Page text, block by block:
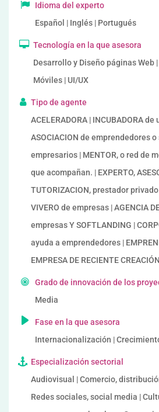
Idioma del experto
Español | Inglés | Portugués
Tecnología en la que asesora
Desarrollo y Diseño páginas Web
Móviles | UI/UX
Tipo de agente
ACELERADORA | INCUBADORA
ASOCIACION de emprendedores
empresarios | MENTOR, o red de
que acompañan. | EXPERTO,
TUTORIZACION, prestador
VIVERO de empresas | AGENCIA
empresas Y SOFTLANDING |
ayuda a emprendedores |
EMPRESA DE RECIENTE CREACIÓN
Grado de innovación de los
Media
Fase en la que asesora
Internacionalización |
Especialización sectorial
Audiovisual | Comercio,
Redes sociales, social media |